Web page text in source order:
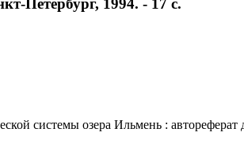
Петербург, 1994. - 17 с.
системы озера Ильмень : автореферат